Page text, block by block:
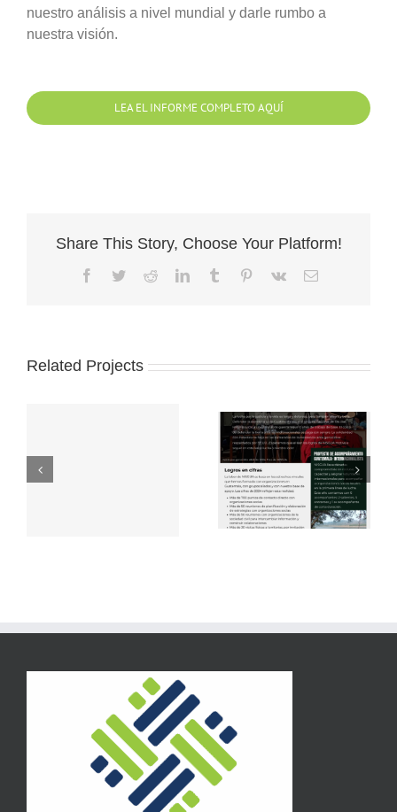
nuestro análisis a nivel mundial y darle rumbo a
nuestra visión.
LEA EL INFORME COMPLETO AQUÍ
Share This Story, Choose Your Platform!
Facebook
TwitterRedditLinkedInTumblr Pinterest
Vk Email
Related Projects